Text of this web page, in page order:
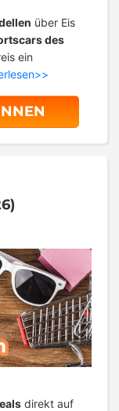
über Eis
des
ein
direkt auf